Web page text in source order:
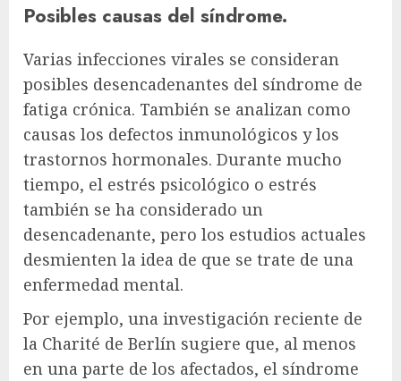
Posibles causas del síndrome.
Varias infecciones virales se consideran
posibles desencadenantes del síndrome de
fatiga crónica. También se analizan como
causas los defectos inmunológicos y los
trastornos hormonales. Durante mucho
tiempo, el estrés psicológico o estrés
también se ha considerado un
desencadenante, pero los estudios actuales
desmienten la idea de que se trate de una
enfermedad mental.
Por ejemplo, una investigación reciente de
la Charité de Berlín sugiere que, al menos
en una parte de los afectados, el síndrome